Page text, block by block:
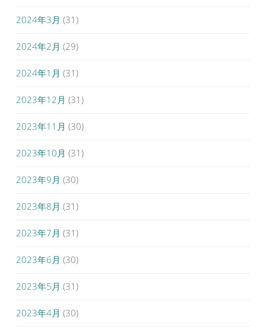
2024年3月 (31)
2024年2月 (29)
2024年1月 (31)
2023年12月 (31)
2023年11月 (30)
2023年10月 (31)
2023年9月 (30)
2023年8月 (31)
2023年7月 (31)
2023年6月 (30)
2023年5月 (31)
2023年4月 (30)